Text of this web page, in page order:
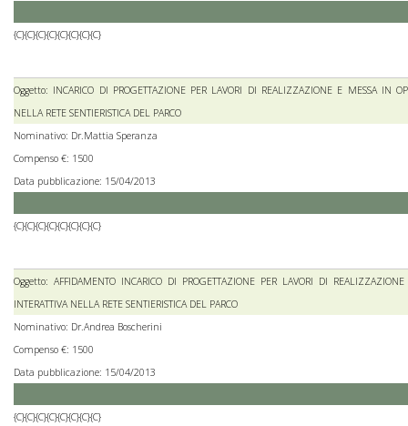
{C}{C}{C}{C}{C}{C}{C}{C}
Oggetto: INCARICO DI PROGETTAZIONE PER LAVORI DI REALIZZAZIONE E MESSA IN
NELLA RETE SENTIERISTICA DEL PARCO
Nominativo: Dr.Mattia Speranza
Compenso €: 1500
Data pubblicazione: 15/04/2013
{C}{C}{C}{C}{C}{C}{C}{C}
Oggetto: AFFIDAMENTO INCARICO DI PROGETTAZIONE PER LAVORI DI
INTERATTIVA NELLA RETE SENTIERISTICA DEL PARCO
Nominativo: Dr.Andrea Boscherini
Compenso €: 1500
Data pubblicazione: 15/04/2013
{C}{C}{C}{C}{C}{C}{C}{C}